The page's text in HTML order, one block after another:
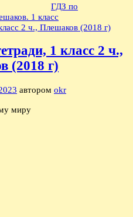
ГДЗ по
1 класс
1 класс 2 ч.,
(2018 г)
автором okr
миру